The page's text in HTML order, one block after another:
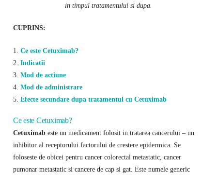
in timpul tratamentului si dupa.
CUPRINS:
1.
Ce este Cetuximab?
2. Indicatii
3. Mod de actiune
4. Mod de administrare
5. Efecte secundare dupa tratamentul cu Cetuximab
Ce este Cetuximab?
Cetuximabeste un medicament folosit in tratarea cancerului – un
inhibitor al receptorului factorului de crestere epidermica. Se
foloseste de obicei pentru cancer colorectal metastatic, cancer
pumonar metastatic si cancere de cap si gat. Este numele generic